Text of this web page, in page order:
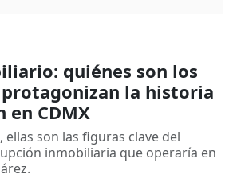
quiénes son los
la historia
en CDMX
son las figuras clave del
inmobiliaria que operaría en